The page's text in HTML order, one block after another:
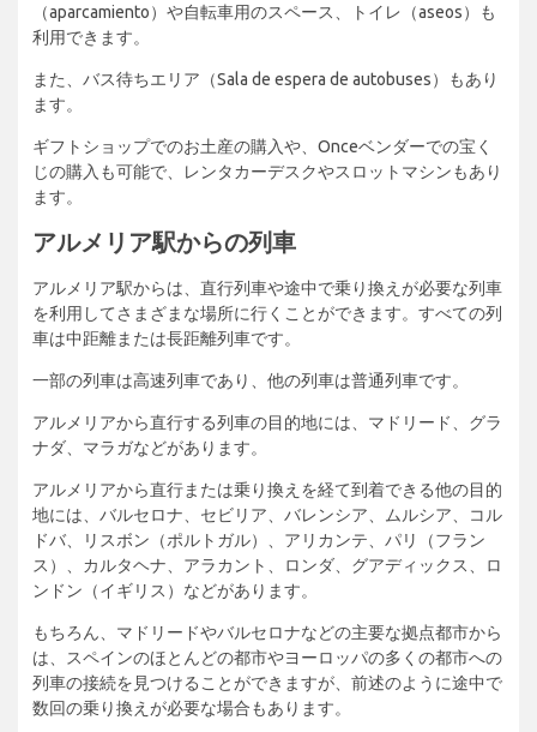
（aparcamiento）や自転車用のスペース、トイレ（aseos）も
利用できます。
また、バス待ちエリア（Sala de espera de autobuses）もあり
ます。
ギフトショップでのお土産の購入や、Onceベンダーでの宝く
じの購入も可能で、レンタカーデスクやスロットマシンもあり
ます。
アルメリア駅からの列車
アルメリア駅からは、直行列車や途中で乗り換えが必要な列車
を利用してさまざまな場所に行くことができます。すべての列
車は中距離または長距離列車です。
一部の列車は高速列車であり、他の列車は普通列車です。
アルメリアから直行する列車の目的地には、マドリード、グラ
ナダ、マラガなどがあります。
アルメリアから直行または乗り換えを経て到着できる他の目的
地には、バルセロナ、セビリア、バレンシア、ムルシア、コル
ドバ、リスボン（ポルトガル）、アリカンテ、パリ（フラン
ス）、カルタヘナ、アラカント、ロンダ、グアディックス、ロ
ンドン（イギリス）などがあります。
もちろん、マドリードやバルセロナなどの主要な拠点都市から
は、スペインのほとんどの都市やヨーロッパの多くの都市への
列車の接続を見つけることができますが、前述のように途中で
数回の乗り換えが必要な場合もあります。